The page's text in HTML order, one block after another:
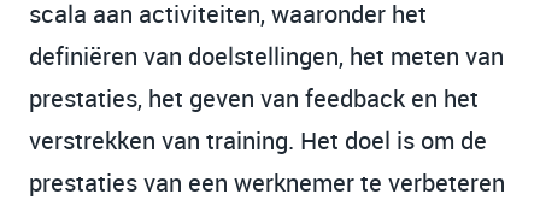
scala aan activiteiten, waaronder het
definiëren van doelstellingen, het meten van
prestaties, het geven van feedback en het
verstrekken van training. Het doel is om de
prestaties van een werknemer te verbeteren